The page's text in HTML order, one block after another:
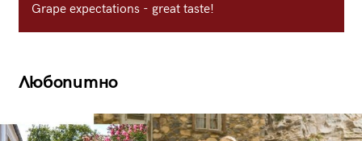
Grape expectations - great taste!
Любопитно